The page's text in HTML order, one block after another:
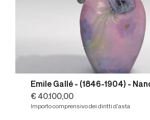
Emile Gallé - (1846-1904) -
€ 40.100,00
Importo comprensivo dei diritti d'asta